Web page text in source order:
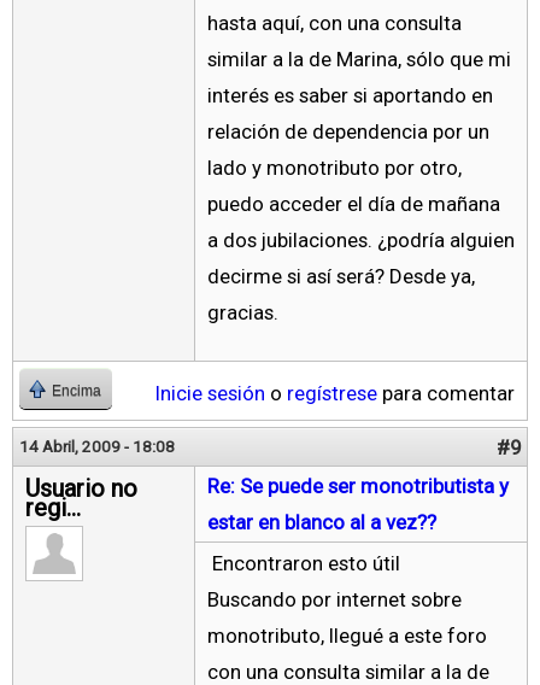
hasta aquí, con una consulta
similar a la de Marina, sólo que mi
interés es saber si aportando en
relación de dependencia por un
lado y monotributo por otro,
puedo acceder el día de mañana
a dos jubilaciones. ¿podría alguien
decirme si así será? Desde ya,
gracias.
Encima Inicie sesión o regístrese para comentar
14 Abril, 2009 - 18:08 #9
Usuario no
regi...
Re: Se puede ser monotributista y
estar en blanco al a vez??
Encontraron esto útil
Buscando por internet sobre
monotributo, llegué a este foro
con una consulta similar a la de